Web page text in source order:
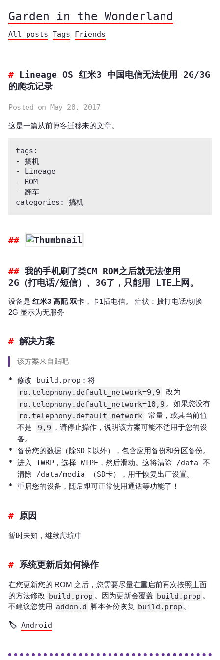
Garden in the Wonderland
All posts Tags Friends
Lineage OS 红米3 中国电信无法使用 2G/3G
的爬坑记录
Posted on May 20, 2017
这是一篇从前博客迁移来的文章。
tags:
- 搞机
- Lineage
- ROM
- 翻车
我的手机刷了类CM ROM之后就无法使用
2G（打电话/短信）、3G了，只能用 LTE上网。
设备是 红米3 高配 双卡 ，卡1插电信。 症状：拨打电话/切换
2G 显示为无服务
解决方案
该方案来自贴吧
修改 build.prop：将
ro.telephony.default_network=9,9
改为
ro.telephony.default_network=10,9 。如果您没有
ro.telephony.default_network
常量，或其当前值
不是
9,9 ，请停止操作，说明该方案可能不适用于您的设
备。
备份您的数据（除SD卡以外），包含应用备份和分区备份。
进入 TWRP，选择 WIPE，然后滑动。这将清除 /data 不
清除 /data/media （SD卡），用于恢复出厂设置。
重启您的设备，随后即可正常使用通话等功能了！
原因
暂时未知，继续爬坑中
系统更新后如何操作
在您更新您的 ROM 之后，您需要尽量在重启前再次按照上面
的方法修改 build.prop 。因为更新会覆盖 build.prop 。
不建议您使用 addon.d 脚本备份恢复 build.prop 。
Android